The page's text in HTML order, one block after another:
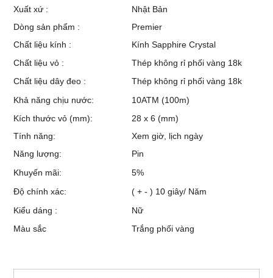
Xuất xứ :
Nhật Bản
Dòng sản phẩm :
Premier
Chất liệu kính :
Kính Sapphire Crystal
Chất liệu vỏ :
Thép không rỉ phối vàng 18k
Chất liệu dây đeo :
Thép không rỉ phối vàng 18k
Khả năng chịu nước:
10ATM (100m)
Kích thước vỏ (mm):
28 x 6 (mm)
Tính năng:
Xem giờ, lịch ngày
Năng lượng:
Pin
Khuyến mãi:
5%
Độ chính xác:
( + - ) 10 giây/ Năm
Kiểu dáng :
Nữ
Màu sắc
Trắng phối vàng